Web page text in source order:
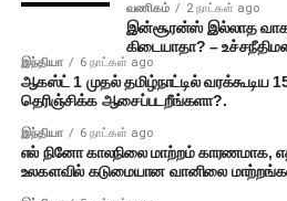
வணிகம் 2 நாட்கள் ago
இன்சூரன்ஸ் இல்லாத
கிடையாதா? –
இந்தியா 6 நாட்கள் ago
ஆகஸ்ட் 1 முதல் தமிழ்நாட்டில் வரக்கூடிய
தெரிஞ்சிக்க ஆசைப்படறீங்களா?.
இந்தியா 6 நாட்கள் ago
எல் நினோ காலநிலை மாற்றம் காரணமாக,
உலகளவில் கடுமையான வானிலை